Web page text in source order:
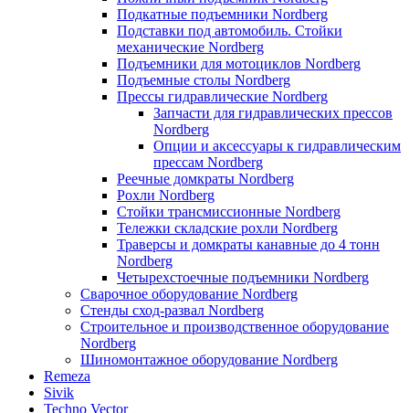
Подкатные подъемники Nordberg
Подставки под автомобиль. Стойки
механические Nordberg
Подъемники для мотоциклов Nordberg
Подъемные столы Nordberg
Прессы гидравлические Nordberg
Запчасти для гидравлических прессов
Nordberg
Опции и аксессуары к гидравлическим
прессам Nordberg
Реечные домкраты Nordberg
Рохли Nordberg
Стойки трансмиссионные Nordberg
Тележки складские рохли Nordberg
Траверсы и домкраты канавные до 4 тонн
Nordberg
Четырехстоечные подъемники Nordberg
Сварочное оборудование Nordberg
Стенды сход-развал Nordberg
Строительное и производственное оборудование
Nordberg
Шиномонтажное оборудование Nordberg
Remeza
Sivik
Techno Vector